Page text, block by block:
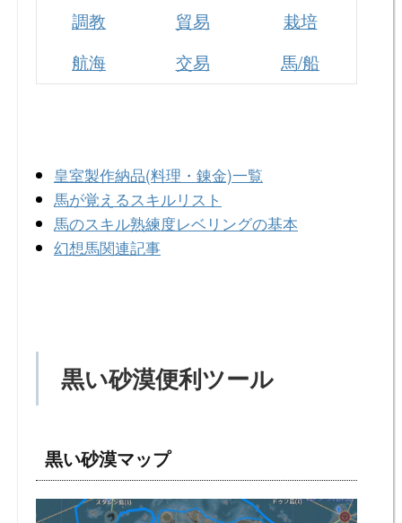
調教
貿易
栽培
航海
交易 馬/船
皇室製作納品(料理・錬金)一覧
馬が覚えるスキルリスト
馬のスキル熟練度レベリングの基本
幻想馬関連記事
黒い砂漠便利ツール
黒い砂漠マップ